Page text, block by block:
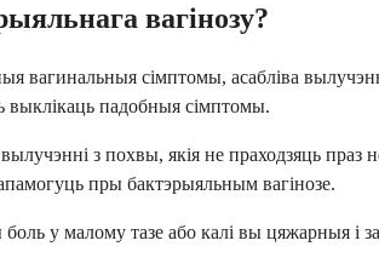
вагінозу?
вагинальныя сімптомы, асабліва
выклікаць падобныя сімптомы.
з похвы, якія не праходзяць праз
пры бактэрыяльным вагінозе.
у малому тазе або калі вы цяжарныя